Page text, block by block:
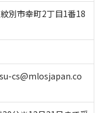
別市幸町2丁目1番18
cs@mlosjapan.co